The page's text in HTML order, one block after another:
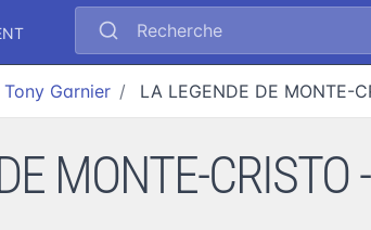
Recherche
Garnier LA LEGENDE DE MONTE-
MONTE-